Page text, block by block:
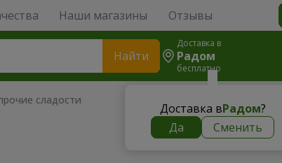
Наши магазины Отзывы
Найти
Доставка в
Радом
бесплатно
Доставка вРадом?
Да
Сменить
сладости